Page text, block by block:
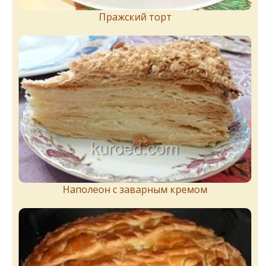
Пражский торт
Наполеон с заварным кремом